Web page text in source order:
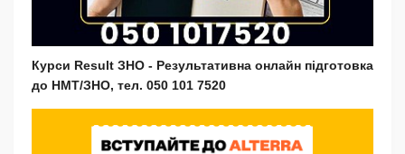
Курси Result ЗНО - Результативна онлайн підготовка
до НМТ/ЗНО, тел. 050 101 7520